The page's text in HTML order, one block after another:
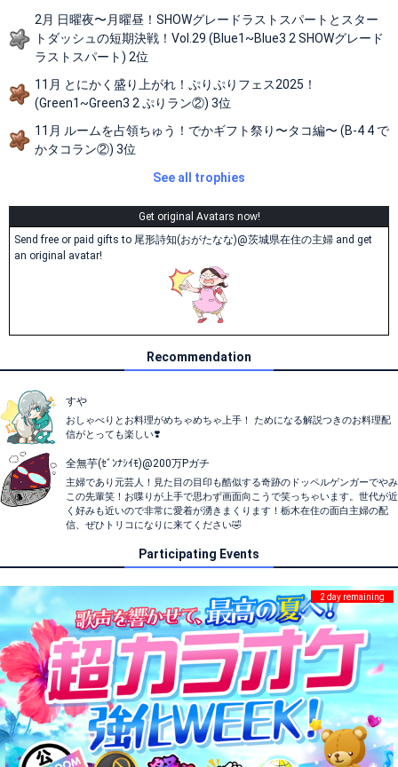
2月 日曜夜〜月曜昼！SHOWグレードラストスパートとスター
トダッシュの短期決戦！Vol.29 (Blue1~Blue3 2 SHOWグレード
ラストスパート) 2位
11月 とにかく盛り上がれ！ぷりぷりフェス2025！
(Green1~Green3 2 ぷりラン②) 3位
11月 ルームを占領ちゅう！でかギフト祭り〜タコ編〜 (B-4 4 で
かタコラン②) 3位
See all trophies
Get original Avatars now!
Send free or paid gifts to 尾形詩知(おがたなな)@茨城県在住の主婦 and get
an original avatar!
Recommendation
すや
おしゃべりとお料理がめちゃめちゃ上手！ ためになる解説つきのお料理配
信がとっても楽しい❣️
全無芋(ｾﾞﾝﾅｼｲﾓ)@200万Pガチ
主婦であり元芸人！見た目の目印も酷似する奇跡のドッペルゲンガーでやみ
この先輩笑！お喋りが上手で思わず画面向こうで笑っちゃいます。世代が近
く好みも近いので非常に愛着が湧きまくります！栃木在住の面白主婦の配
信、ぜひトリコになりに来てください🤣
Participating Events
2 day remaining